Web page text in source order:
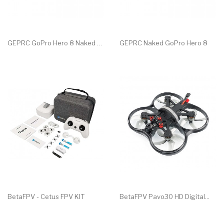
GEPRC Naked GoPro Hero 8
BetaFPV - Cetus FPV KIT BetaFPV Pavo30 HD Digital...